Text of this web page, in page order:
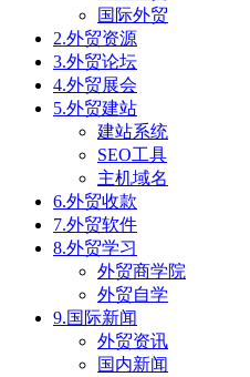
国际外贸
2.外贸资源
3.外贸论坛
4.外贸展会
5.外贸建站
建站系统
SEO工具
主机域名
6.外贸收款
7.外贸软件
8.外贸学习
外贸商学院
外贸自学
9.国际新闻
外贸资讯
国内新闻